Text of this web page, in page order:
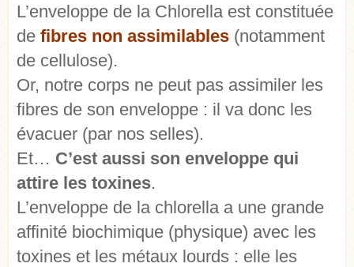
L’enveloppe de la Chlorella est constituée
de fibres non assimilables (notamment
de cellulose).
Or, notre corps ne peut pas assimiler les
fibres de son enveloppe : il va donc les
évacuer (par nos selles).
Et… C’est aussi son enveloppe qui
attire les toxines.
L’enveloppe de la chlorella a une grande
affinité biochimique (physique) avec les
toxines et les métaux lourds : elle les